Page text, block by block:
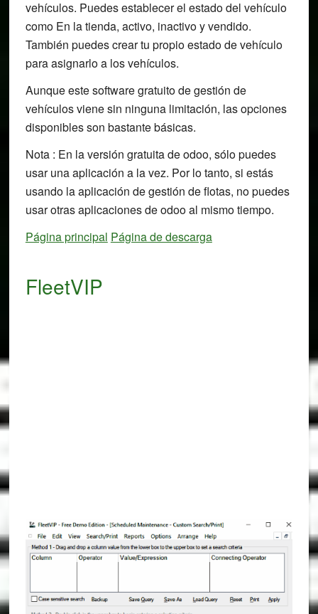
vehículos. Puedes establecer el estado del vehículo
como En la tienda, activo, inactivo y vendido.
También puedes crear tu propio estado de vehículo
para asignarlo a los vehículos.
Aunque este software gratuito de gestión de
vehículos viene sin ninguna limitación, las opciones
disponibles son bastante básicas.
Nota : En la versión gratuita de odoo, sólo puedes
usar una aplicación a la vez. Por lo tanto, si estás
usando la aplicación de gestión de flotas, no puedes
usar otras aplicaciones de odoo al mismo tiempo.
Página principal Página de descarga
FleetVIP